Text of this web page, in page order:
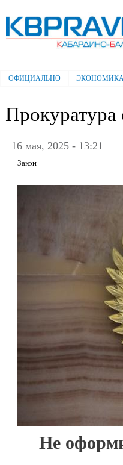
Электронная газета
Балкарская правда"
Главное меню
ОФИЦИАЛЬНО
Прокуратура
16 мая, 2025 - 13:21
Закон
Не